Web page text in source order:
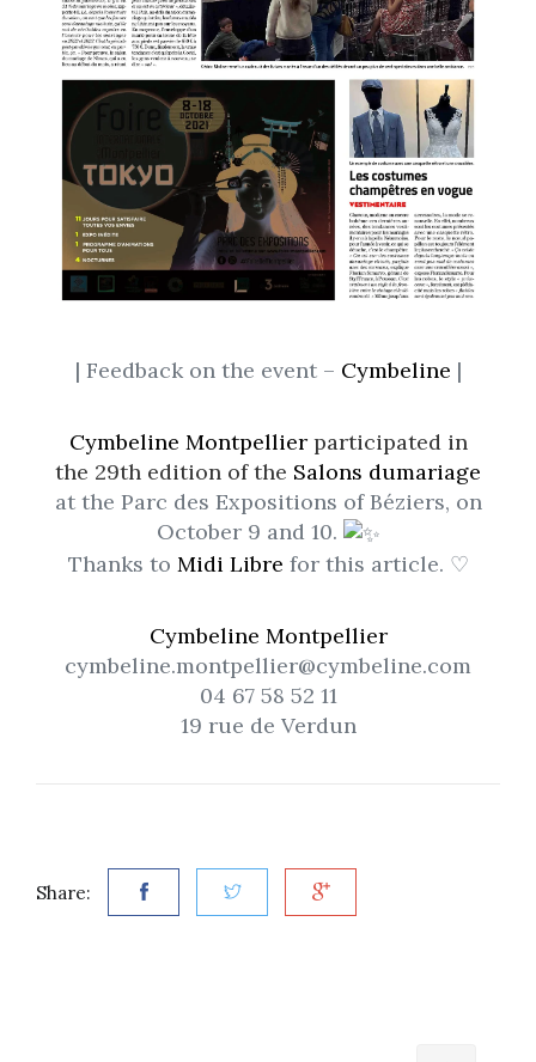
| Feedback on the event – Cymbeline |
Cymbeline Montpellier participated in
the 29th edition of the Salons dumariage
at the Parc des Expositions of Béziers, on
October 9 and 10.
Thanks to Midi Libre for this article. ♡
Cymbeline Montpellier
cymbeline.montpellier@cymbeline.com
04 67 58 52 11
19 rue de Verdun
Share: